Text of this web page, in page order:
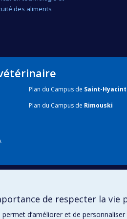
des aliments
Plan du Campus de Saint-
Plan du Campus de Rimouski
de respecter la vie
permet d’améliorer et de